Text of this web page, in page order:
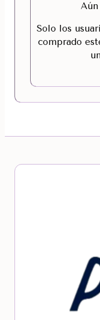
Aún
Solo los
comprado